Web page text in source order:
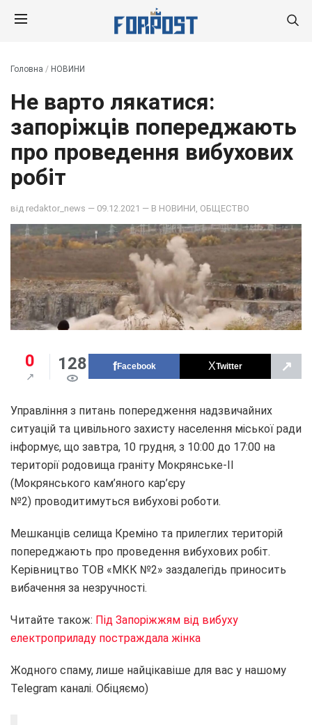
Головна / НОВИНИ
Не варто лякатися:
запоріжців попереджають
про проведення вибухових
робіт
від redaktor_news — 09.12.2021 — В НОВИНИ ОБЩЕСТВО
0 128 Facebook Twitter ↗
Управління з питань попередження надзвичайних
ситуацій та цивільного захисту населення міської ради
інформує, що завтра, 10 грудня, з 10:00 до 17:00 на
території родовища граніту Мокрянське-II
(Мокрянського кам’яного кар’єру
№2) проводитимуться вибухові роботи.
Мешканців селища Креміно та прилеглих територій
попереджають про проведення вибухових робіт.
Керівництво ТОВ «МКК №2» заздалегідь приносить
вибачення за незручності.
Читайте також: Під Запоріжжям від вибуху
електроприладу постраждала жінка
Жодного спаму, лише найцікавіше для вас у нашому
Telegram каналі. Обіцяємо)